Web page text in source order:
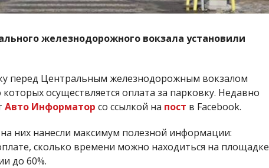
железнодорожного вокзала установили
перед Центральным железнодорожным вокзалом
осуществляется оплата за парковку. Недавно
Авто Информатор со ссылкой на пост в Facebook.
них нанесли максимум полезной информации:
сколько времени можно находиться на площадке
до 60%.